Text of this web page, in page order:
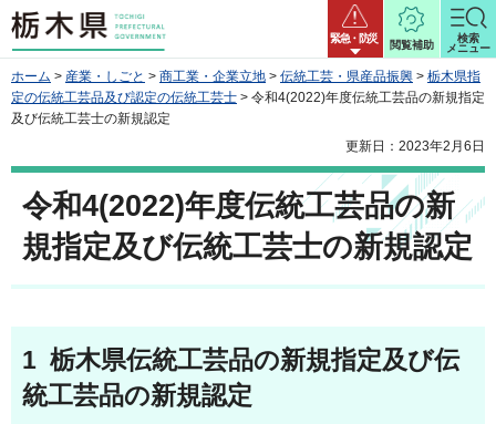
栃木県 緊急・防災
閲覧補助
検索
メニュー
ホーム > 産業・しごと > 商工業・企業立地 > 伝統工芸・県産品振興 > 栃木県指
定の伝統工芸品及び認定の伝統工芸士 > 令和4(2022)年度伝統工芸品の新規指定
及び伝統工芸士の新規認定
更新日：2023年2月6日
令和4(2022)年度伝統工芸品の新
規指定及び伝統工芸士の新規認定
1 栃木県伝統工芸品の新規指定及び伝
統工芸品の新規認定